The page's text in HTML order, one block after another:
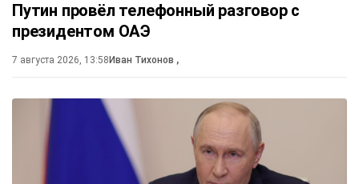
Путин провёл телефонный разговор с
президентом ОАЭ
7 августа 2026, 13:58 Иван Тихонов ,